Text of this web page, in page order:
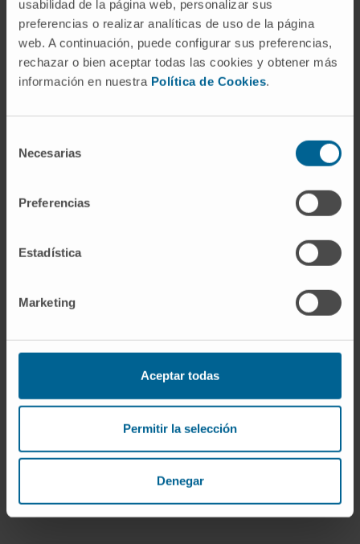
usabilidad de la página web, personalizar sus
preferencias o realizar analíticas de uso de la página
web. A continuación, puede configurar sus preferencias,
rechazar o bien aceptar todas las cookies y obtener más
información en nuestra Política de Cookies.
Necesarias
Preferencias
Estadística
Marketing
Aceptar todas
Permitir la selección
Denegar
Ambos elementos han permitido realizar
actuaciones más seguras, más eficientes, menos
agresivas y con mayor calidad asistencial.
Probablemente, el próximo gran salto será la
desarrollo de la genómica, la aplicación de la
factores de riesgo.
19%
de loshipertensostrata y controla su tensión